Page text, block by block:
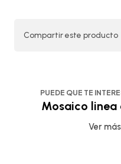
Compartir este producto
PUEDE QUE TE
Mosaico
Ver